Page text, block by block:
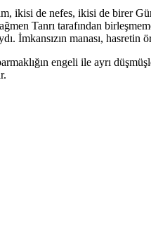
ikisi de nefes, ikisi de birer
Tanrı tarafından
İmkansızın manası, hasretin
engeli ile ayrı